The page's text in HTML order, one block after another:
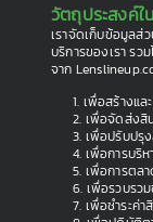
วัตถุประสงค์
เราจัดเก็บข้อมูลส่
บริการของเรา รว
จาก
1. เพื่อสร้างแ
2. เพื่อจัดส่งสิ
3. เพื่อปรับปรุ
4. เพื่อการบริ
5. เพื่อการตล
6. เพื่อรวบรว
7. เพื่อชำระค่